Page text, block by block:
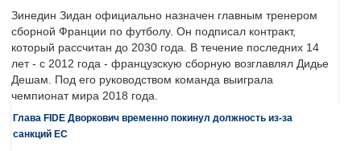
Зинедин Зидан официально назначен главным тренером
сборной Франции по футболу. Он подписал контракт,
который рассчитан до 2030 года. В течение последних 14
лет - с 2012 года - французскую сборную возглавлял Дидье
Дешам. Под его руководством команда выиграла
чемпионат мира 2018 года.
Глава FIDE Дворкович временно покинул должность из-за
санкций ЕС